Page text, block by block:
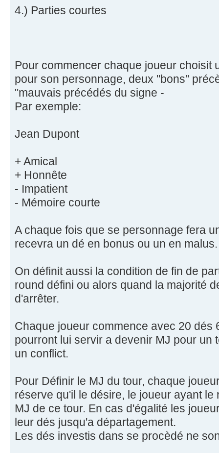
4.) Parties courtes
Pour commencer chaque joueur choisit
pour son personnage, deux "bons"
"mauvais précédés du signe -
Par exemple:
Jean Dupont
+ Amical
+ Honnête
- Impatient
- Mémoire courte
A chaque fois que se personnage fera
recevra un dé en bonus ou un en malus.
On définit aussi la condition de fin de
round défini ou alors quand la majorité
d'arrêter.
Chaque joueur commence avec 20 dés
pourront lui servir a devenir MJ pour un
un conflict.
Pour Définir le MJ du tour, chaque
réserve qu'il le désire, le joueur ayant
MJ de ce tour. En cas d'égalité les
leur dés jusqu'a départagement.
Les dés investis dans se procèdé ne